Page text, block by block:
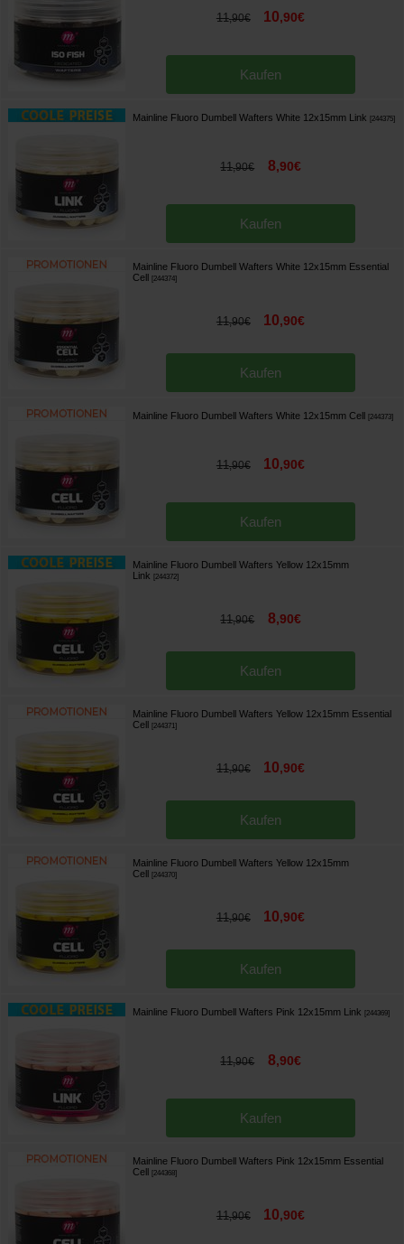
11,90€ 10,90€
Kaufen
Mainline Fluoro Dumbell Wafters White 12x15mm Link [244375]
11,90€ 8,90€
Kaufen
Mainline Fluoro Dumbell Wafters White 12x15mm Essential
Cell [244374]
11,90€ 10,90€
Kaufen
Mainline Fluoro Dumbell Wafters White 12x15mm Cell [244373]
11,90€ 10,90€
Kaufen
Mainline Fluoro Dumbell Wafters Yellow 12x15mm
Link [244372]
11,90€ 8,90€
Kaufen
Mainline Fluoro Dumbell Wafters Yellow 12x15mm Essential
Cell [244371]
11,90€ 10,90€
Kaufen
Mainline Fluoro Dumbell Wafters Yellow 12x15mm
Cell [244370]
11,90€ 10,90€
Kaufen
Mainline Fluoro Dumbell Wafters Pink 12x15mm Link [244369]
11,90€ 8,90€
Kaufen
Mainline Fluoro Dumbell Wafters Pink 12x15mm Essential
Cell [244368]
11,90€ 10,90€